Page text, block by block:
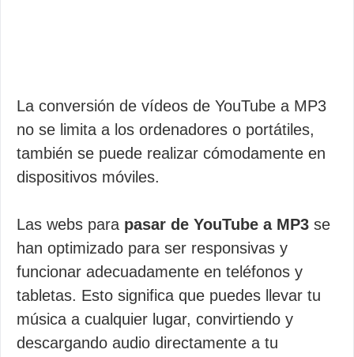
La conversión de vídeos de YouTube a MP3
no se limita a los ordenadores o portátiles,
también se puede realizar cómodamente en
dispositivos móviles.
Las webs para pasar de YouTube a MP3 se
han optimizado para ser responsivas y
funcionar adecuadamente en teléfonos y
tabletas. Esto significa que puedes llevar tu
música a cualquier lugar, convirtiendo y
descargando audio directamente a tu